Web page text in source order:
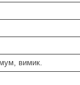
вимик.